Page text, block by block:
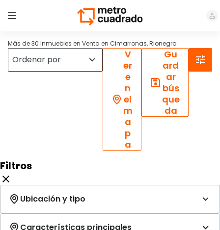
Más de 30 Inmuebles en Venta en Cimarronas, Rionegro
V
er
e
n
el
m
a
p
a
Gu
ard
ar
bús
que
da
Filtros